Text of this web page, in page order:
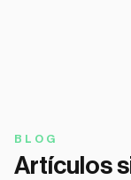
BLOG
Artículos